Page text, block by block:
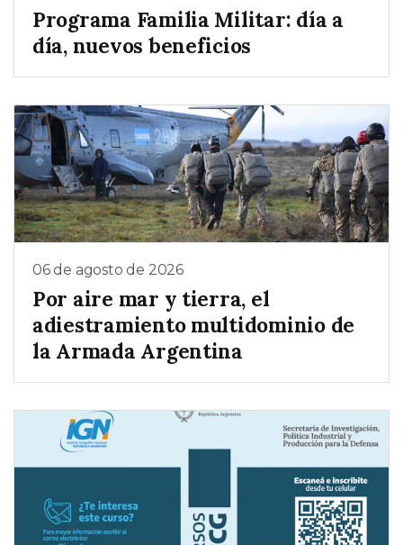
Programa Familia Militar: día a
día, nuevos beneficios
06 de agosto de 2026
Por aire mar y tierra, el
adiestramiento multidominio de
la Armada Argentina